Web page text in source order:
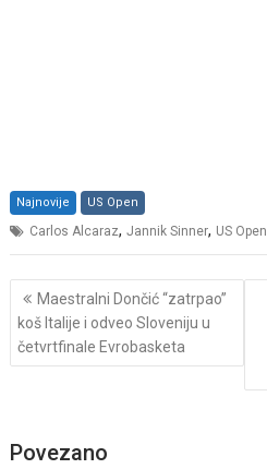
Najnovije US Open
Carlos Alcaraz,Jannik Sinner, US Open
Post
navigation
Maestralni Dončić “zatrpao”
koš Italije i odveo Sloveniju u
četvrtfinale Evrobasketa
Povezano